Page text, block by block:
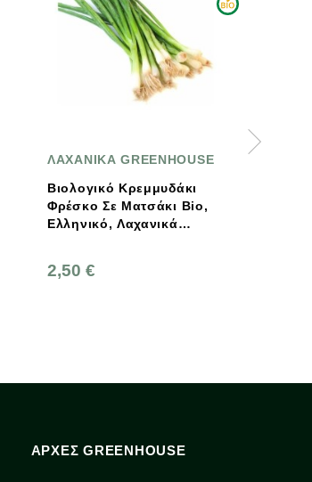
Bio,
ΒΙΟΑΓΡΟΣ
Βιολογικό Φαγόπυρο
500g Βιοαγρός
ΑΡΧΈΣ GREENHOUSE